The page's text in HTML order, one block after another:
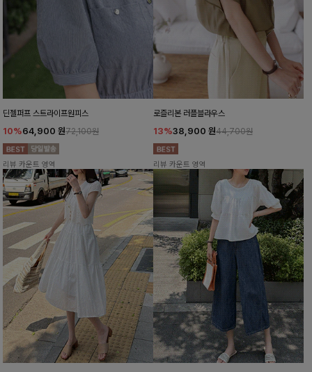
딘젤퍼프 스트라이프원피스
10%64,900 원72,100원
리뷰 카운트 영역
로즐리본 러플블라우스
13%38,900 원44,700원
리뷰 카운트 영역